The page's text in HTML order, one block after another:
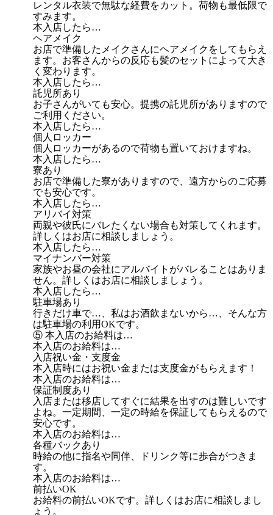
レンタル衣装で無駄な経費をカット。荷物も最低限で
すみます。
本入店したら…
ヘアメイク
お店で準備したメイクさんにヘアメイクをしてもらえ
ます。お客さんからの反応も髪のセットによって大き
く変わります。
本入店したら…
託児所あり
お子さんがいても安心。提携の託児所がありますので
ご利用ください。
本入店したら…
個人ロッカー
個人ロッカーがあるので荷物も置いておけますね。
本入店したら…
寮あり
お店で準備した寮がありますので、遠方からのご応募
でも安心です。
本入店したら…
アリバイ対策
両親や彼氏にバレたくない場合も対策してくれます。
詳しくはお店に相談しましょう。
本入店したら…
マイナンバー対策
家族やお昼の会社にアルバイトがバレることはありま
せん。詳しくはお店に相談しましょう。
本入店したら…
駐車場あり
行きだけ車で…、私はお酒飲まないから…、そんな方
は駐車場の利用OKです。
⑤ 本入店のお給料は…
本入店のお給料は…
入店祝い金・支度金
本入店時にはお祝い金または支度金がもらえます！
本入店のお給料は…
保証制度あり
入店または移店してすぐに結果を出すのは難しいです
よね。一定期間、一定の時給を保証してもらえるので
安心です。
本入店のお給料は…
各種バックあり
時給の他に指名や同伴、ドリンク等に歩合がつきま
す。
本入店のお給料は…
前払いOK
お給料の前払いOKです。詳しくはお店に相談しまし
ょう。